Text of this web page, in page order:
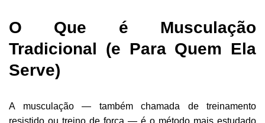
O Que é Musculação
Tradicional (e Para Quem Ela
Serve)
A musculação — também chamada de treinamento